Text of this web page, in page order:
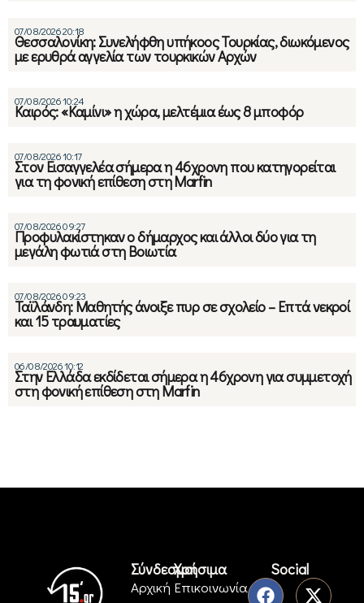
07/08/2026 20:18
Θεσσαλονίκη: Συνελήφθη υπήκοος Τουρκίας, διωκόμενος
με ερυθρά αγγελία των τουρκικών Αρχών
07/08/2026 10:24
Καιρός: «Καμίνι» η χώρα, μελτέμια έως 8 μποφόρ
07/08/2026 10:17
Στον Εισαγγελέα σήμερα η 46χρονη που κατηγορείται
για τη φονική επίθεση στη Marfin
07/08/2026 09:27
Προφυλακίστηκαν ο δήμαρχος και άλλοι δύο για τη
μεγάλη φωτιά στη Βοιωτία
07/08/2026 09:23
Ταϊλάνδη: Μαθητής άνοιξε πυρ σε σχολείο – Επτά νεκροί
και 15 τραυματίες
06/08/2026 10:12
Στην Ελλάδα εκδίδεται σήμερα η 46χρονη για συμμετοχή
στη φονική επίθεση στη Marfin
Σύνδεσμοι
Αρχική
Χρήσιμα
Επικοινωνία
Social